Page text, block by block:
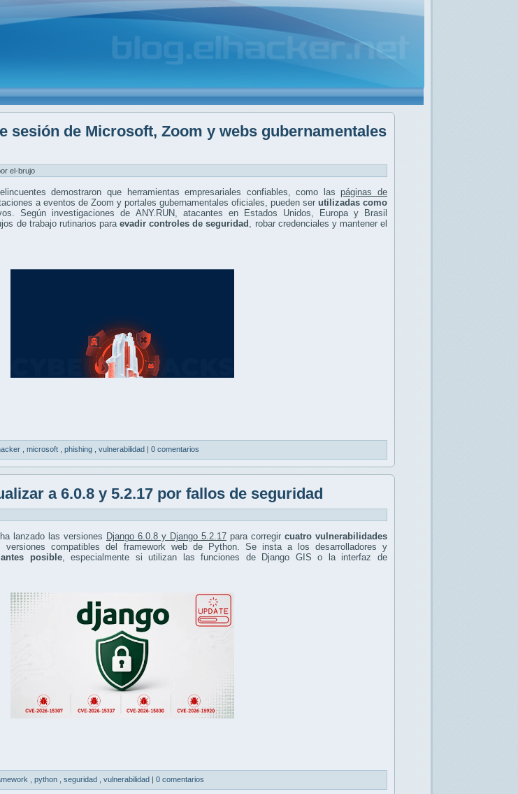
sesión de Microsoft, Zoom y webs gubernamentales
el-brujo
demostraron que herramientas empresariales confiables, como laspáginas de
a eventos de Zoom y portales gubernamentales oficiales, pueden ser utilizadas como
Según investigaciones de ANY.RUN, atacantes en Estados Unidos, Europa y Brasil
de trabajo rutinarios para evadir controles de seguridad
, robar credenciales y mantener el
microsoft phishing vulnerabilidad | 0 comentarios
a 6.0.8 y 5.2.17 por fallos de seguridad
lanzado las versiones Django 6.0.8 y Django 5.2.17 para corregir cuatro vulnerabilidades
compatibles del framework web de Python. Se insta a los desarrolladores y
posible, especialmente si utilizan las funciones de Django GIS o la interfaz de
python seguridad vulnerabilidad | 0 comentarios